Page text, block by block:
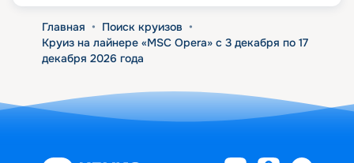
Главная • Поиск круизов •
Круиз на лайнере «MSC Opera» с 3 декабря по 17
декабря 2026 года